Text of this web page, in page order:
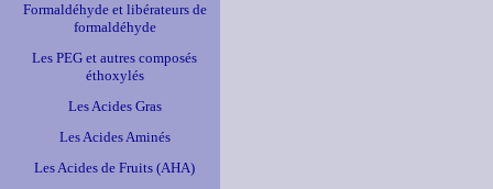
Formaldéhyde et libérateurs de
formaldéhyde
Les PEG et autres composés
éthoxylés
Les Acides Gras
Les Acides Aminés
Les Acides de Fruits (AHA)